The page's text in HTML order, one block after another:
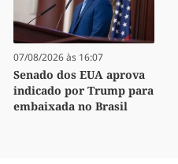
07/08/2026 às 16:07
Senado dos EUA aprova
indicado por Trump para
embaixada no Brasil